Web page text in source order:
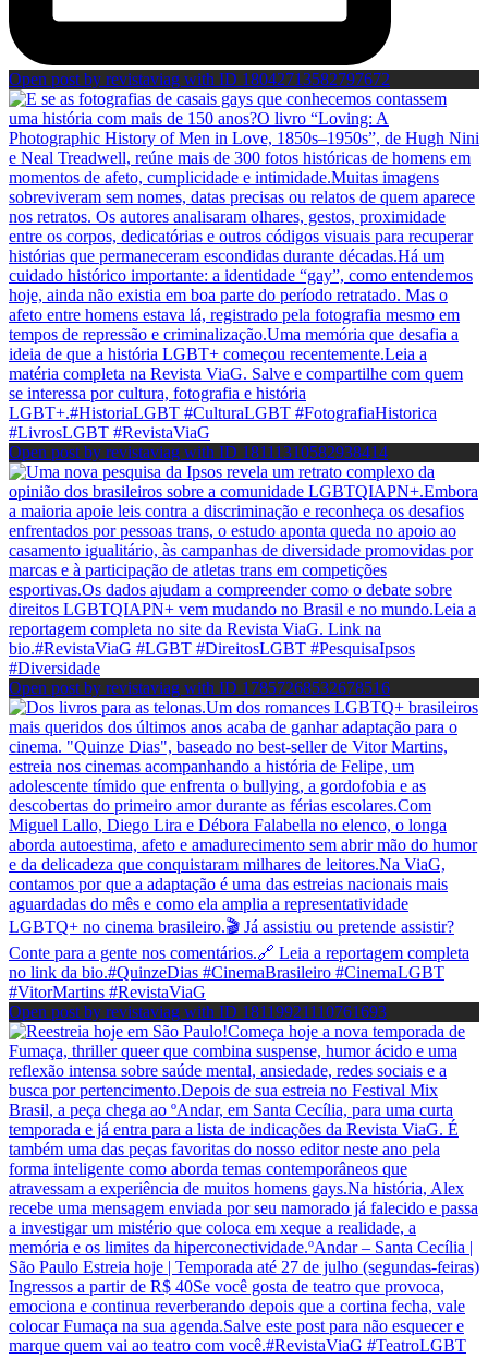
Open post by revistaviag with ID 18042713582797672
Open post by revistaviag with ID 18111310582938414
Open post by revistaviag with ID 17857268532678516
Open post by revistaviag with ID 18119921110761693